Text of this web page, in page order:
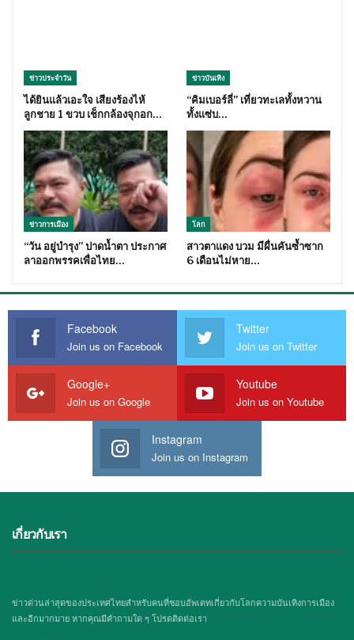
ข่าวประจำวัน
ได้ยินแล้วเอะใจ เสียงร้องไห้
ลูกชาย 1 ขวบ เช็กกล้องจุกอก…
ข่าวบันเทิง
“คิมเบอร์ลี่” เที่ยวทะเลทั้งหวาน
ทั้งแซ่บ…
ข่าวการเมือง
“วัน อยู่บำรุง” ปาดน้ำตา ประกาศ
ลาออกพรรคเพื่อไทย…
โลก
สาวตาแดง บวม มีผื่นคันซ้ำซาก
6 เดือนไม่หาย…
Facebook
Join us on Facebook
Twitter
Join us on Twitter
Google+
Join us on Google
Youtube
Join us on Youtube
Instagram
Join us on Instagram
เกี่ยวกับเรา
ข่าวด่วนล่าสุดของประเทศไทยสำหรับคนที่ชอบอัพเดทเกี่ยวกับโลกความบันเทิงการเมือง
และอีกมากมาย หากคุณมีคำถามใด ๆ โปรดติดต่อเรา